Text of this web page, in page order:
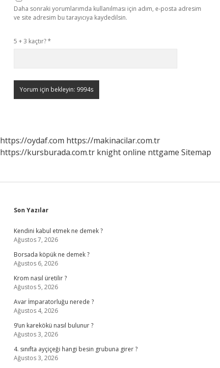
Daha sonraki yorumlarımda kullanılması için adım, e-posta adresim
ve site adresim bu tarayıcıya kaydedilsin.
5 + 3 kaçtır?*
https://oydaf.com https://makinacilar.com.tr
https://kursburada.com.tr knight online nttgame Sitemap
Sidebar
Son Yazılar
Kendini kabul etmek ne demek ?
Ağustos 7, 2026
Borsada köpük ne demek ?
Ağustos 6, 2026
Krom nasıl üretilir ?
Ağustos 5, 2026
Avar İmparatorluğu nerede ?
Ağustos 4, 2026
9’un karekökü nasıl bulunur ?
Ağustos 3, 2026
4. sınıfta ayçiçeği hangi besin grubuna girer ?
Ağustos 3, 2026